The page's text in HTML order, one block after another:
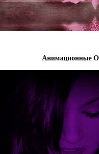
Анимационные